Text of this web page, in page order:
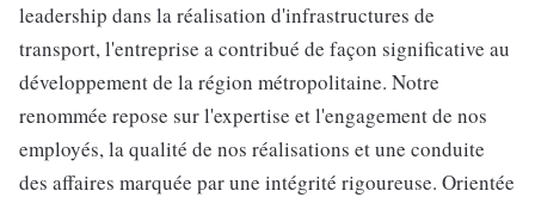
leadership dans la réalisation d'infrastructures de
transport, l'entreprise a contribué de façon significative au
développement de la région métropolitaine. Notre
renommée repose sur l'expertise et l'engagement de nos
employés, la qualité de nos réalisations et une conduite
des affaires marquée par une intégrité rigoureuse. Orientée